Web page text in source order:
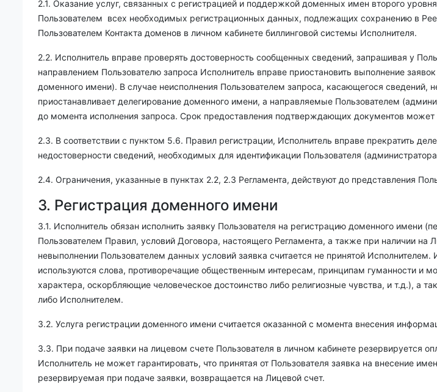
2.1. Оказание услуг, связанных с регистрацией и поддержкой доменных имен второго
Пользователем всех необходимых регистрационных данных, подлежащих сохранению в
Пользователем Контакта доменов в личном кабинете биллинговой системы Исполнителя.
2.2. Исполнитель вправе проверять достоверность сообщенных сведений, запрашивая у
направлением Пользователю запроса Исполнитель вправе приостановить выполнение
доменного имени). В случае неисполнения Пользователем запроса, касающегося
приостанавливает делегирование доменного имени, а направляемые Пользователем
до момента исполнения запроса. Срок предоставления подтверждающих документов
2.3. В соответствии с пунктом 5.6. Правил регистрации, Исполнитель вправе прекратить
недостоверности сведений, необходимых для идентификации Пользователя
2.4. Ограничения, указанные в пунктах 2.2, 2.3 Регламента, действуют до представления
3. Регистрация доменного имени
3.1. Исполнитель обязан исполнить заявку Пользователя на регистрацию доменного
Пользователем Правил, условий Договора, настоящего Регламента, а также при наличии
невыполнении Пользователем данных условий заявка считается не принятой
используются слова, противоречащие общественным интересам, принципам гуманности и
характера, оскорбляющие человеческое достоинство либо религиозные чувства, и т.д.), а
либо Исполнителем.
3.2. Услуга регистрации доменного имени считается оказанной с момента внесения
3.3. При подаче заявки на лицевом счете Пользователя в личном кабинете резервируется
Исполнитель не может гарантировать, что принятая от Пользователя заявка на внесение
резервируемая при подаче заявки, возвращается на Лицевой счет.